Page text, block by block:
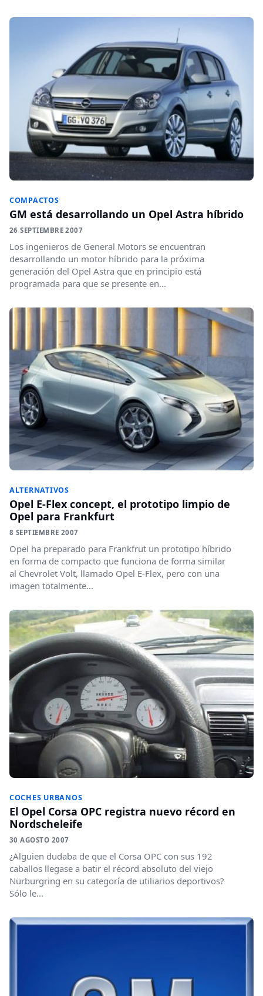
COMPACTOS
GM está desarrollando un Opel Astra híbrido
26 SEPTIEMBRE 2007
Los ingenieros de General Motors se encuentran
desarrollando un motor híbrido para la próxima
generación del Opel Astra que en principio está
programada para que se presente en...
ALTERNATIVOS
Opel E-Flex concept, el prototipo limpio de
Opel para Frankfurt
8 SEPTIEMBRE 2007
Opel ha preparado para Frankfrut un prototipo híbrido
en forma de compacto que funciona de forma similar
al Chevrolet Volt, llamado Opel E-Flex, pero con una
imagen totalmente...
COCHES URBANOS
El Opel Corsa OPC registra nuevo récord en
Nordscheleife
30 AGOSTO 2007
¿Alguien dudaba de que el Corsa OPC con sus 192
caballos llegase a batir el récord absoluto del viejo
Nürburgring en su categoría de utiliarios deportivos?
Sólo le...